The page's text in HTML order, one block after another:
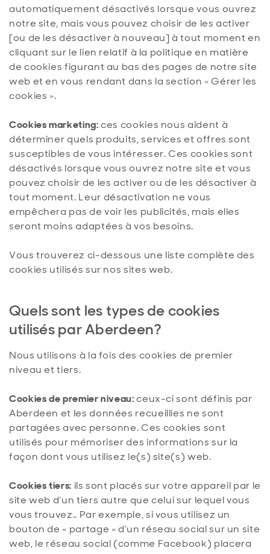
automatiquement désactivés lorsque vous ouvrez
notre site, mais vous pouvez choisir de les activer
[ou de les désactiver à nouveau] à tout moment en
cliquant sur le lien relatif à la politique en matière
de cookies figurant au bas des pages de notre site
web et en vous rendant dans la section « Gérer les
cookies ».
Cookies marketing:ces cookies nous aident à
déterminer quels produits, services et offres sont
susceptibles de vous intéresser. Ces cookies sont
désactivés lorsque vous ouvrez notre site et vous
pouvez choisir de les activer ou de les désactiver à
tout moment. Leur désactivation ne vous
empêchera pas de voir les publicités, mais elles
seront moins adaptées à vos besoins.
Vous trouverez ci-dessous une liste complète des
cookies utilisés sur nos sites web.
Quels sont les types de cookies
utilisés par Aberdeen?
Nous utilisons à la fois des cookies de premier
niveau et tiers.
Cookies de premier niveau:ceux-ci sont définis par
Aberdeen et les données recueillies ne sont
partagées avec personne. Ces cookies sont
utilisés pour mémoriser des informations sur la
façon dont vous utilisez le(s) site(s) web.
Cookies tiers: ils sont placés sur votre appareil par le
site web d’un tiers autre que celui sur lequel vous
vous trouvez.. Par exemple, si vous utilisez un
bouton de « partage » d’un réseau social sur un site
web, le réseau social (comme Facebook) placera